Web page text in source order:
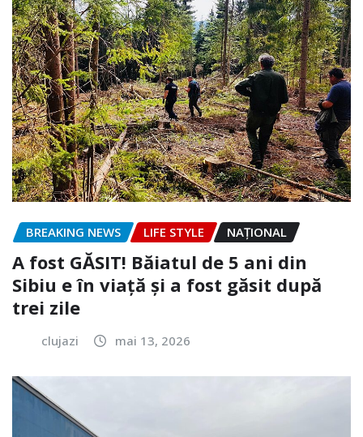
BREAKING NEWS LIFE STYLE NAŢIONAL
A fost GĂSIT! Băiatul de 5 ani din
Sibiu e în viață și a fost găsit după
trei zile
clujazi mai 13, 2026